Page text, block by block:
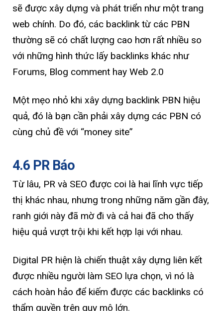
sẽ được xây dựng và phát triển như một trang
web chính. Do đó, các backlink từ các PBN
thường sẽ có chất lượng cao hơn rất nhiều so
với những hình thức lấy backlinks khác như
Forums, Blog comment hay Web 2.0
Một mẹo nhỏ khi xây dựng backlink PBN hiệu
quả, đó là bạn cần phải xây dựng các PBN có
cùng chủ đề với “money site”
4.6 PR Báo
Từ lâu, PR và SEO được coi là hai lĩnh vực tiếp
thị khác nhau, nhưng trong những năm gần đây,
ranh giới này đã mờ đi và cả hai đã cho thấy
hiệu quả vượt trội khi kết hợp lại với nhau.
Digital PR hiện là chiến thuật xây dựng liên kết
được nhiều người làm SEO lựa chọn, vì nó là
cách hoàn hảo để kiếm được các backlinks có
thẩm quyền trên quy mô lớn.